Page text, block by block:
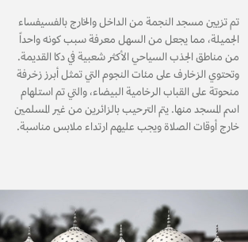
تم تزيين مسجد النجمة من الداخل والخارج بالفسيفساء
الجميلة، مما يجعل من السهل معرفة سبب كونه واحداً
من مناطق الجذب السياحي الأكثر شعبية في دكا القديمة.
وتحتوي الزخارف على مئات النجوم التي تمثل أبرز زخرفة
منحوتة على القباب الرخامية البيضاء، والتي تم استلهام
اسم المسجد منها. يتم الترحيب بالزائرين من غير المسلمين
خارج أوقات الصلاة ويجب عليهم ارتداء ملابس مناسبة.